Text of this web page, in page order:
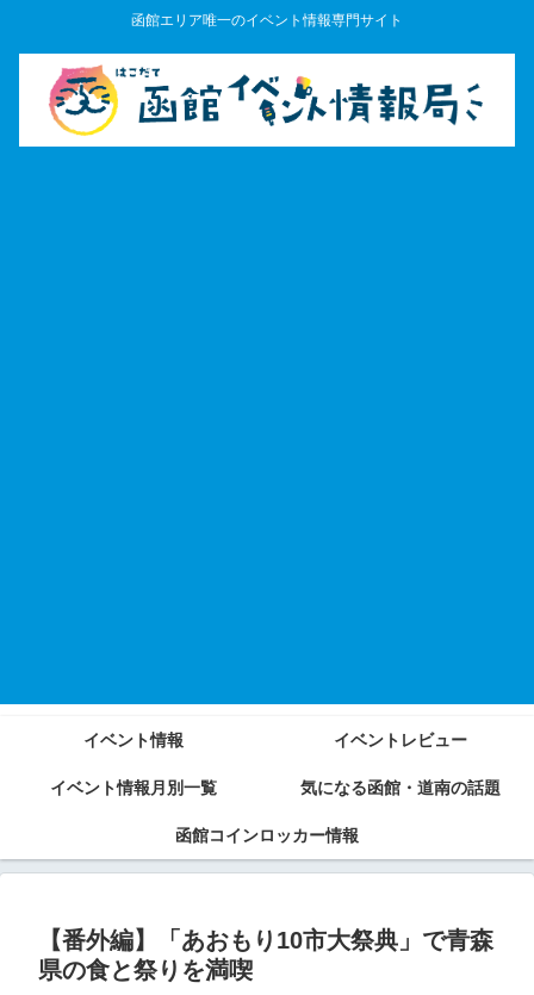
函館エリア唯一のイベント情報専門サイト
イベント情報 イベントレビュー
イベント情報月別一覧 気になる函館・道南の話題
函館コインロッカー情報
【番外編】「あおもり10市大祭典」で青森
県の食と祭りを満喫